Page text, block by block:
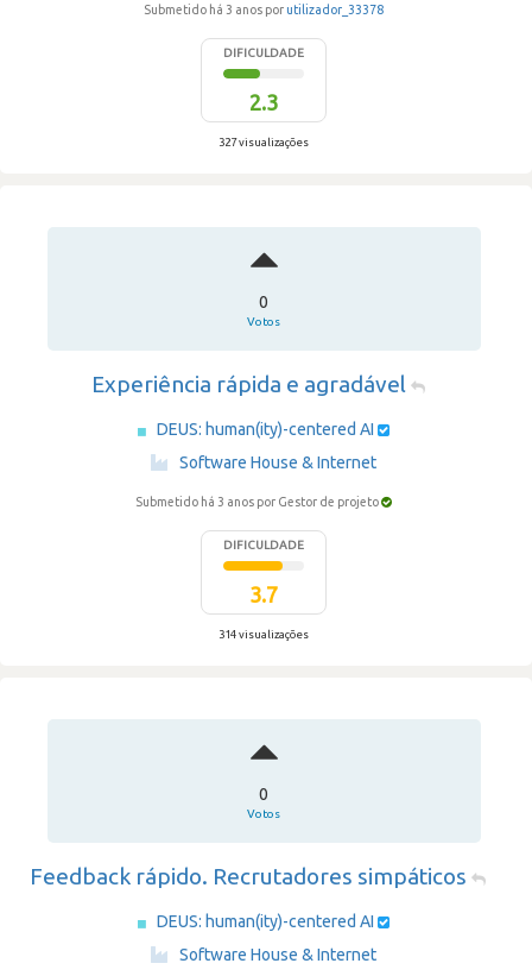
Submetido há 3 anos por utilizador_33378
DIFICULDADE
2.3
327 visualizações
0
Votos
Experiência rápida e agradável
DEUS: human(ity)-centered AI
Software House & Internet
Submetido há 3 anos por Gestor de projeto
DIFICULDADE
3.7
314 visualizações
0
Votos
Feedback rápido. Recrutadores simpáticos
DEUS: human(ity)-centered AI
Software House & Internet